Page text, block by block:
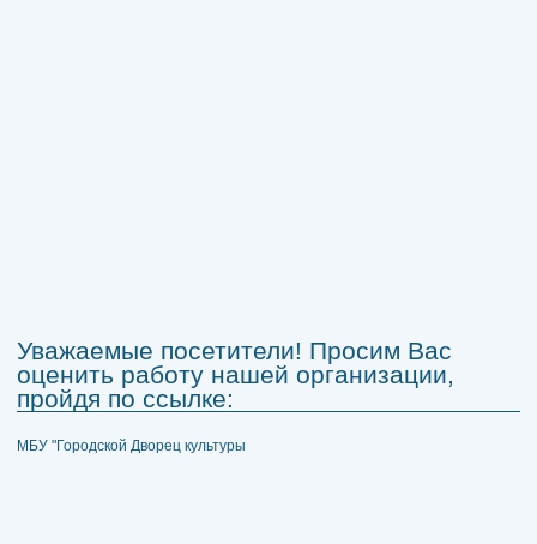
Уважаемые посетители! Просим Вас
оценить работу нашей организации,
пройдя по ссылке:
МБУ "Городской Дворец культуры